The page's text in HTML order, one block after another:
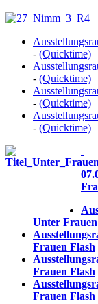
- (Quicktime)
- (Quicktime)
- (Quicktime)
- (Quicktime)
Unter
Frauen Flash
Frauen Flash
Frauen Flash